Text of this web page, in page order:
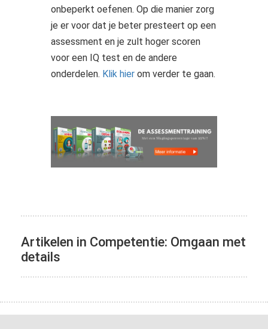
onbeperkt oefenen. Op die manier zorg
je er voor dat je beter presteert op een
assessment en je zult hoger scoren
voor een IQ test en de andere
onderdelen. Klik hier om verder te gaan.
Artikelen in Competentie: Omgaan met
details